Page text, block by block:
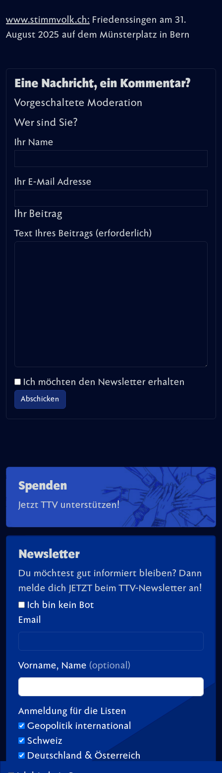
www.stimmvolk.ch: Friedenssingen am 31.
August 2025 auf dem Münsterplatz in Bern
Eine Nachricht, ein Kommentar?
Vorgeschaltete Moderation
Wer sind Sie?
Ihr Name
Ihr E-Mail Adresse
Ihr Beitrag
Text Ihres Beitrags (erforderlich)
Ich möchten den Newsletter erhalten
Spenden
Jetzt TTV unterstützen!
Newsletter
Du möchtest gut informiert bleiben? Dann
melde dich JETZT beim TTV-Newsletter an!
Ich bin kein Bot
Email
Vorname, Name (optional)
Anmeldung für die Listen
Geopolitik international
Schweiz
Deutschland & Österreich